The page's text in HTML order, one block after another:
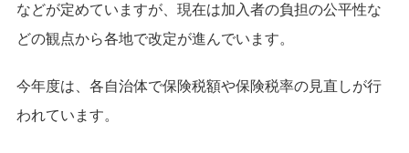
などが定めていますが、現在は加入者の負担の公平性な
どの観点から各地で改定が進んでいます。
今年度は、各自治体で保険税額や保険税率の見直しが行
われています。